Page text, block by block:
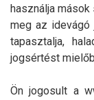
használja
meg az idevágó
tapasztalja,
jogsértést
Ön jogosult a